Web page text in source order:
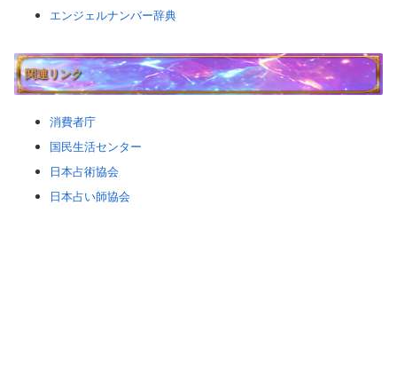
エンジェルナンバー辞典
関連リンク
消費者庁
国民生活センター
日本占術協会
日本占い師協会